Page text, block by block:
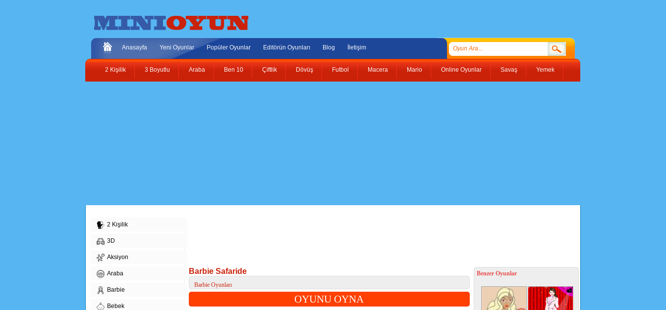
Anasayfa Yeni Oyunlar Popüler Oyunlar Editörün Oyunları Blog İletişim
2 Kişilik 3 Boyutlu Araba Ben 10 Çiftlik Dövüş Futbol Macera Mario Online Oyunlar Savaş Yemek
2 Kişilik
3D
Aksiyon
Araba
Barbie
Bebek
Barbie Safaride
Barbie Oyunları
OYUNU OYNA
Benzer Oyunlar